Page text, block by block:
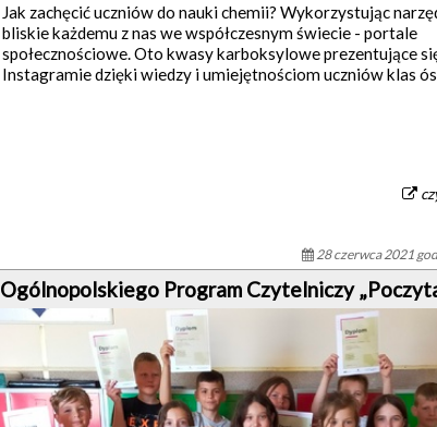
Jak zachęcić uczniów do nauki chemii? Wykorzystując
bliskie każdemu z nas we współczesnym świecie - portale
społecznościowe. Oto kwasy karboksylowe prezentujące
Instagramie dzięki wiedzy i umiejętnościom uczniów klas
28 czerwca 2021
Ogólnopolskiego Program Czytelniczy